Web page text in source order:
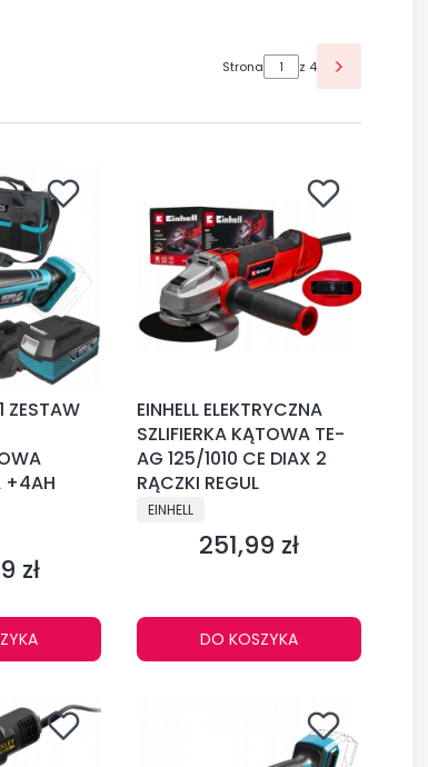
Strona z 4
ZESTAW
+4AH
zł
EINHELL ELEKTRYCZNA
SZLIFIERKA KĄTOWA TE-
AG 125/1010 CE DIAX 2
RĄCZKI REGUL
PRODUCENT
EINHELL
Cena
251,99 zł
DO KOSZYKA